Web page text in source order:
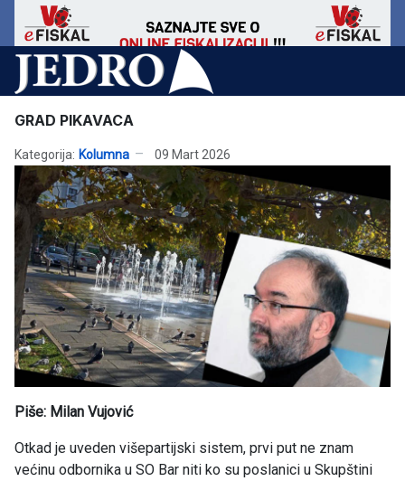
GRAD PIKAVACA
Kategorija: Kolumna 09 Mart 2026
Piše: Milan Vujović
Otkad je uveden višepartijski sistem, prvi put ne znam
većinu odbornika u SO Bar niti ko su poslanici u Skupštini